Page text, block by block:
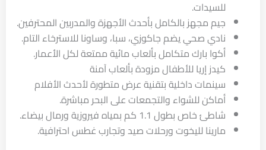
للسيدات.
جيم مجهز بالكامل بأحدث الأجهزة والمدربين المحترفين.
نادي صحي يضم جاكوزي، سبا، وساونا للاسترخاء التام.
أكوا بارك متكامل بألعاب مائية ممتعة لكل الأعمار.
كيدز إريا للأطفال مزودة بألعاب آمنة
سينمات داخلية بتقنية عرض متطورة لأحدث الأفلام
أماكن للشواء والتجمعات على البحر مباشرة.
شاطئ خاص بطول 1.1 كم بمياه فيروزية ورمال بيضاء.
مارينا لليخوت ورحلات صيد وتجارب غطس احترافية.